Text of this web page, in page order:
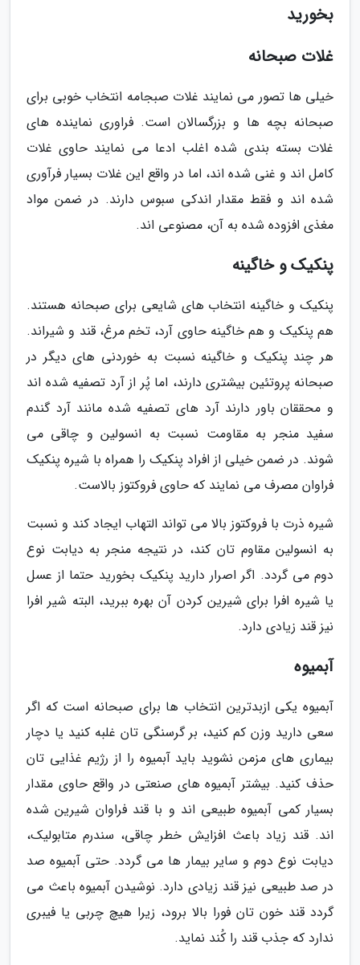
بخورید
غلات صبحانه
خیلی ها تصور می نمایند غلات صبجامه انتخاب خوبی برای
صبحانه بچه ها و بزرگسالان است. فراوری نماینده های
غلات بسته بندی شده اغلب ادعا می نمایند حاوی غلات
کامل اند و غنی شده اند، اما در واقع این غلات بسیار فرآوری
شده اند و فقط مقدار اندکی سبوس دارند. در ضمن مواد
مغذی افزوده شده به آن، مصنوعی اند.
پنکیک و خاگینه
پنکیک و خاگینه انتخاب های شایعی برای صبحانه هستند.
هم پنکیک و هم خاگینه حاوی آرد، تخم مرغ، قند و شیراند.
هر چند پنکیک و خاگینه نسبت به خوردنی های دیگر در
صبحانه پروتئین بیشتری دارند، اما پُر از آرد تصفیه شده اند
و محققان باور دارند آرد های تصفیه شده مانند آرد گندم
سفید منجر به مقاومت نسبت به انسولین و چاقی می
شوند. در ضمن خیلی از افراد پنکیک را همراه با شیره پنکیک
فراوان مصرف می نمایند که حاوی فروکتوز بالاست.
شیره ذرت با فروکتوز بالا می تواند التهاب ایجاد کند و نسبت
به انسولین مقاوم تان کند، در نتیجه منجر به دیابت نوع
دوم می گردد. اگر اصرار دارید پنکیک بخورید حتما از عسل
یا شیره افرا برای شیرین کردن آن بهره ببرید، البته شیر افرا
نیز قند زیادی دارد.
آبمیوه
آبمیوه یکی ازبدترین انتخاب ها برای صبحانه است که اگر
سعی دارید وزن کم کنید، بر گرسنگی تان غلبه کنید یا دچار
بیماری های مزمن نشوید باید آبمیوه را از رژیم غذایی تان
حذف کنید. بیشتر آبمیوه های صنعتی در واقع حاوی مقدار
بسیار کمی آبمیوه طبیعی اند و با قند فراوان شیرین شده
اند. قند زیاد باعث افزایش خطر چاقی، سندرم متابولیک،
دیابت نوع دوم و سایر بیمار ها می گردد. حتی آبمیوه صد
در صد طبیعی نیز قند زیادی دارد. نوشیدن آبمیوه باعث می
گردد قند خون تان فورا بالا برود، زیرا هیچ چربی یا فیبری
ندارد که جذب قند را کُند نماید.